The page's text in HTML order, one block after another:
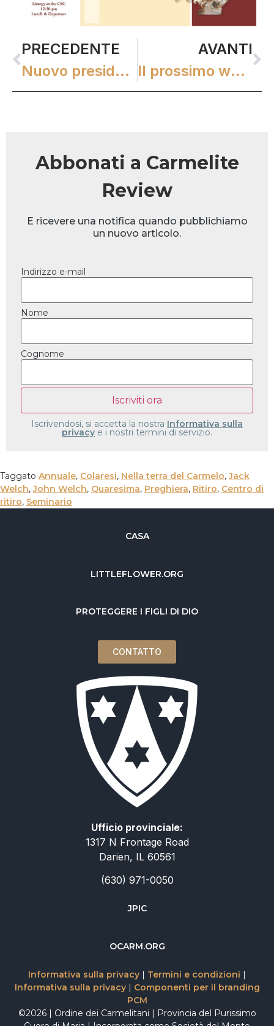
PRECEDENTE
Nuovo presidente della scuola cattolica Salpointe
AVANTI
Il prossimo webinar del CINA
Abbonati a Carmelite
Review
E ricevere una notifica quando pubblichiamo
un nuovo articolo.
Indirizzo e-mail
Nome
Cognome
Iscrivendosi, si accetta la nostra Informativa sulla
privacy e i nostri termini di servizio.
Taggato Annuale, Colaresi, Nella terra del Carmelo,Jack
Welch,John Welch, Quaresima, Preghiera, Ritiro, Centro di
ritiro, Seminario
CASA
LITTLEFLOWER.ORG
PROTEGGERE I FIGLI DI DIO
CONTATTO
Ufficio provinciale:
1317 N Frontage Road
Darien, IL 60561
(630) 971-0050
JPIC
OCARM.ORG
Informativa sulla privacy | Termini e condizioni |
Informativa sulla privacy| Componenti per il branding
PCM
©2026 | Ordine dei Carmelitani | Provincia del Purissimo
English
Русский